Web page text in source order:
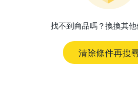
找不到商品嗎？換換其他
清除條件再搜